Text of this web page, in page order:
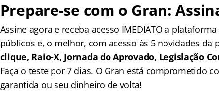
Prepare-se com o Gran:
Assine agora e receba acesso IMEDIATO a
públicos e, o melhor, com acesso às 5 novidades da
clique, Raio-X, Jornada do Aprovado, Legislação
Faça o teste por 7 dias. O Gran está comprometido
garantida ou seu dinheiro de volta!